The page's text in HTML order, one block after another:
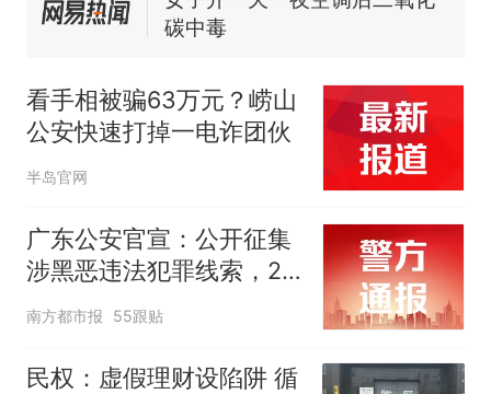
美国渔民钓获鲨鱼徒手将其拽
回大海 目击者直呼震惊 （视频
因老师一句“跟我回家”改写了
人生
看手相被骗63万元？崂山
公安快速打掉一电诈团伙
半岛官网
广东公安官宣：公开征集
涉黑恶违法犯罪线索，26
个举报电话公布
南方都市报 55跟贴
民权：虚假理财设陷阱 循